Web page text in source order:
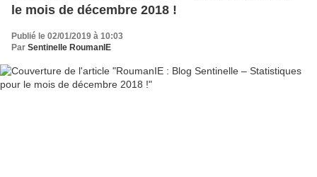
le mois de décembre 2018 !
Publié le 02/01/2019 à 10:03
Par Sentinelle RoumanIE